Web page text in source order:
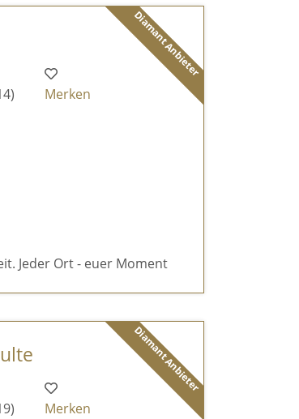
Diamant Anbieter
Merken
Jeder Ort - euer Moment
Diamant Anbieter
Merken